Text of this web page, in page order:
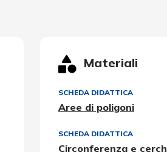
Materiali
SCHEDA DIDATTICA
Aree di poligoni
SCHEDA DIDATTICA
Circonferenza e